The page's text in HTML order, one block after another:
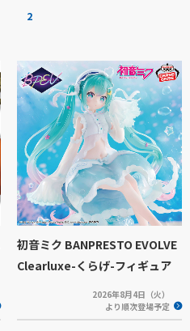
2
初音ミク BANPRESTO EVOLVE
Clearluxe-くらげ-フィギュア
2026年8月4日（火）
より順次登場予定